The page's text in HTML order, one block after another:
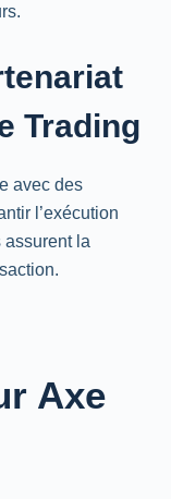
Trading
avec des
l’exécution
assurent la
Axe